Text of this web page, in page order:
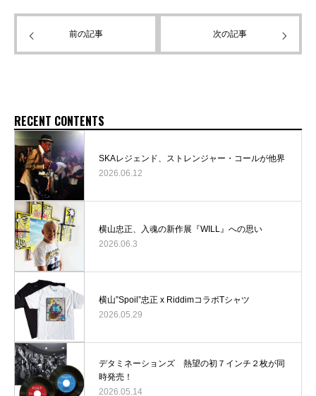
前の記事 次の記事
RECENT CONTENTS
SKAレジェンド、ストレンジャー・コールが他界
2026.06.12
横山忠正、入魂の新作展『WILL』への思い
2026.06.3
横山”Spoil”忠正 x RiddimコラボTシャツ
2026.05.29
デタミネーションズ 熱望の初７インチ２枚が同
時発売！
2026.05.14